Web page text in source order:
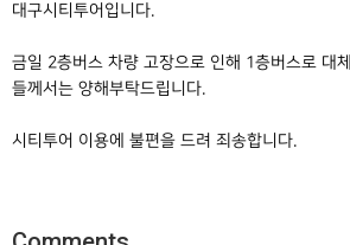
대구시티투어입니다.
금일 2층버스 차량 고장으로 인해 1층버스로 대
들께서는 양해부탁드립니다.
시티투어 이용에 불편을 드려 죄송합니다.